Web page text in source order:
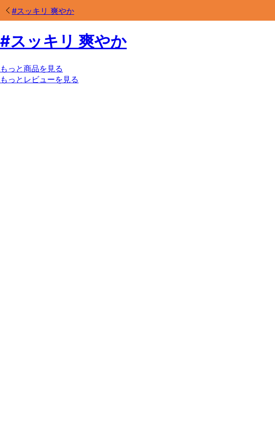
#スッキリ 爽やか
#スッキリ 爽やか
もっと商品を見る
もっとレビューを見る